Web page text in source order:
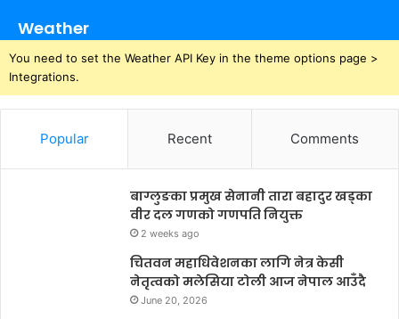
Weather
You need to set the Weather API Key in the theme options page >
Integrations.
Popular Recent Comments
बाग्लुङका प्रमुख सेनानी तारा बहादुर खड्का
वीर दल गणको गणपति नियुक्त
2 weeks ago
चितवन महाधिवेशनका लागि नेत्र केसी
नेतृत्वको मलेसिया टोली आज नेपाल आउँदै
June 20, 2026